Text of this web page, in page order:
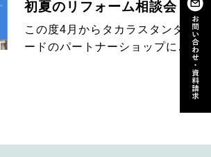
初夏のリフォーム相談会 in タカラスタンダード
この度4月からタカラスタンダ
ードのパートナーショップに加
します。リフォームやリノベー